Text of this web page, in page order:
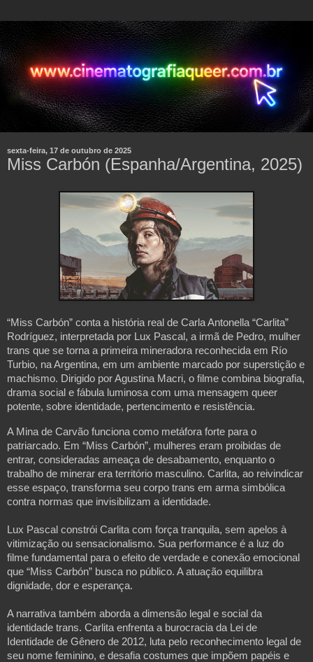
sexta-feira, 17 de outubro de 2025
Miss Carbón (Espanha/Argentina, 2025)
“Miss Carbón” conta a história real de Carla Antonella “Carlita”
Rodríguez, interpretada por Lux Pascal, a irmã de Pedro, mulher
trans que se torna a primeira mineradora reconhecida em Río
Turbio, na Argentina, em um ambiente marcado por superstição e
machismo. Dirigido por Agustina Macri, o filme combina biografia,
drama social e fábula luminosa com uma mensagem queer
potente, sobre identidade, pertencimento e resistência.
A Mina de Carvão funciona como metáfora forte para o
patriarcado. Em “Miss Carbón”, mulheres eram proibidas de
entrar, consideradas ameaça de desabamento, enquanto o
trabalho de minerar era território masculino. Carlita, ao reivindicar
esse espaço, transforma seu corpo trans em arma simbólica
contra normas que invisibilizam a identidade.
Lux Pascal constrói Carlita com força tranquila, sem apelos à
vitimização ou sensacionalismo. Sua performance é a luz do
filme fundamental para o efeito de verdade e conexão emocional
que “Miss Carbón” busca no público. A atuação equilibra
dignidade, dor e esperança.
A narrativa também aborda a dimensão legal e social da
identidade trans. Carlita enfrenta a burocracia da Lei de
Identidade de Gênero de 2012, luta pelo reconhecimento legal de
seu nome feminino, e desafia costumes que impõem papéis e